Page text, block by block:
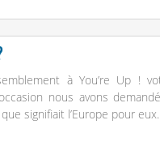
à You’re Up !
nous avons
signifiait l’Europe pour eux.